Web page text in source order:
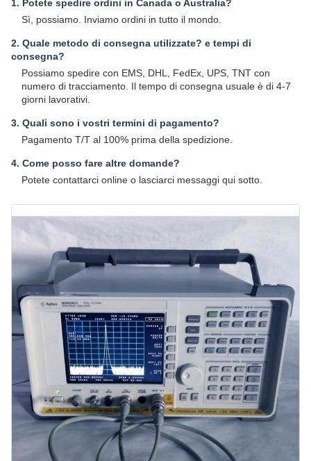
1. Potete spedire ordini in Canada o Australia?
Sì, possiamo. Inviamo ordini in tutto il mondo.
2. Quale metodo di consegna utilizzate? e tempi di
consegna?
Possiamo spedire con EMS, DHL, FedEx, UPS, TNT con
numero di tracciamento. Il tempo di consegna usuale è di 4-7
giorni lavorativi.
3. Quali sono i vostri termini di pagamento?
Pagamento T/T al 100% prima della spedizione.
4. Come posso fare altre domande?
Potete contattarci online o lasciarci messaggi qui sotto.